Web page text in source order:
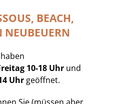
BEACH,
NEUBEUERN
10-18 Uhrund
Uhr geöffnet.